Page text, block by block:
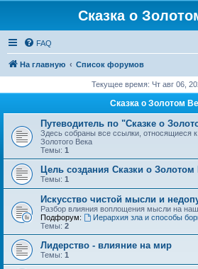
Сказка о
FAQ
На главную Список форумов
Текущее время: Чт авг 06,
Сказка о Золотом
Путеводитель по "Сказке о
Здесь собраны все ссылки, относящиеся
Золотого Века
Темы: 1
Цель создания Сказки о Золотом
Темы: 1
Искусство чистой мысли и
Разбор влияния воплощения мысли на
Подфорум:
Иерархия зла и способы
Темы: 2
Лидерство - влияние на мир
Темы: 1